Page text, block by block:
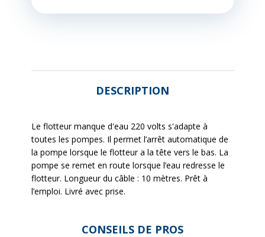
DESCRIPTION
Le flotteur manque d'eau 220 volts s'adapte à
toutes les pompes. Il permet l’arrêt automatique de
la pompe lorsque le flotteur a la tête vers le bas. La
pompe se remet en route lorsque l’eau redresse le
flotteur. Longueur du câble : 10 mètres. Prêt à
l’emploi. Livré avec prise.
CONSEILS DE PROS